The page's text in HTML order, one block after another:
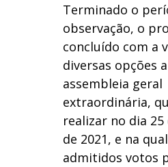
Terminado o
observação, o
concluído com a
diversas opções
assembleia geral
extraordinária,
realizar no dia
de 2021, e na
admitidos votos